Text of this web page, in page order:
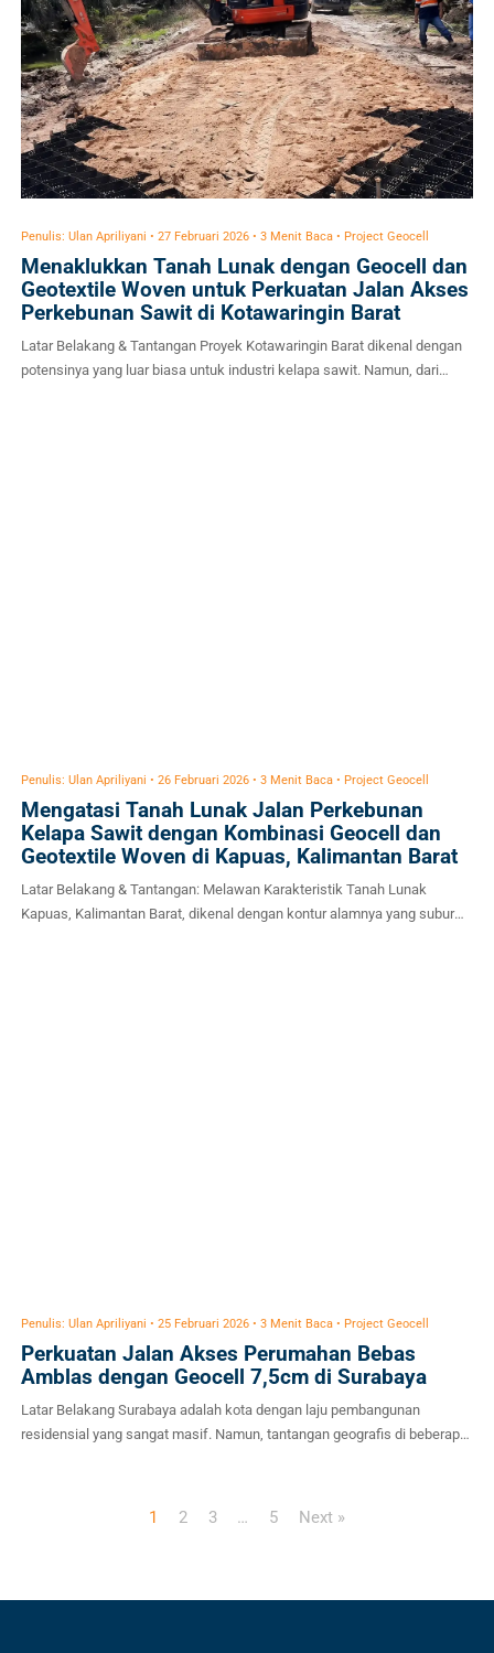
Penulis: Ulan Apriliyani • 27 Februari 2026 • 3 Menit Baca • Project Geocell
Menaklukkan Tanah Lunak dengan Geocell dan
Geotextile Woven untuk Perkuatan Jalan Akses
Perkebunan Sawit di Kotawaringin Barat
Latar Belakang & Tantangan Proyek Kotawaringin Barat dikenal dengan
potensinya yang luar biasa untuk industri kelapa sawit. Namun, dari
Penulis: Ulan Apriliyani • 26 Februari 2026 • 3 Menit Baca • Project Geocell
Mengatasi Tanah Lunak Jalan Perkebunan
Kelapa Sawit dengan Kombinasi Geocell dan
Geotextile Woven di Kapuas, Kalimantan Barat
Latar Belakang & Tantangan: Melawan Karakteristik Tanah Lunak
Kapuas, Kalimantan Barat, dikenal dengan kontur alamnya yang subur
Penulis: Ulan Apriliyani • 25 Februari 2026 • 3 Menit Baca • Project Geocell
Perkuatan Jalan Akses Perumahan Bebas
Amblas dengan Geocell 7,5cm di Surabaya
Latar Belakang Surabaya adalah kota dengan laju pembangunan
residensial yang sangat masif. Namun, tantangan geografis di beberapa
1 2 3 … 5 Next »